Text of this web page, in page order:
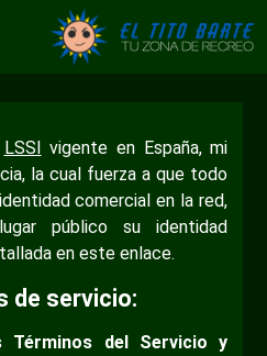
LSSI vigente en España, mi
la cual fuerza a que todo
comercial en la red,
público su identidad
en este enlace.
de servicio:
Términos del Servicio y